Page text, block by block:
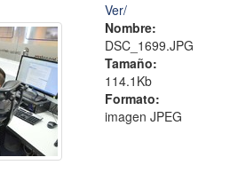
Ver/
Nombre:
DSC_1699.JPG
Tamaño:
114.1Kb
Formato:
imagen JPEG